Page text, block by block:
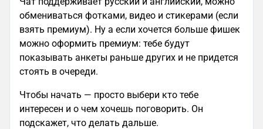
обмениваться фотками, видео и стикерами (если
взять премиум). Ну а если хочется больше фишек
можно оформить премиум: тебе будут
показывать анкеты раньше других и не придется
стоять в очереди.
Чтобы начать — просто выбери кто тебе
интересен и о чем хочешь поговорить. Он
подскажет, что делать дальше.